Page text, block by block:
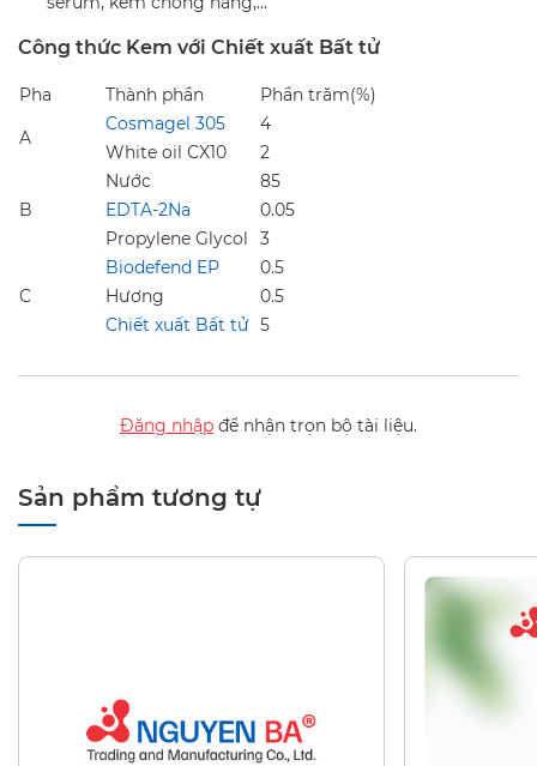
Công thức Kem với Chiết xuất Bất tử
Pha Thành phần
Phần trăm(%)
A
Cosmagel 305
4
White oil CX10
2
B
Nước
85
EDTA-2Na
0.05
Propylene Glycol
3
C
Biodefend EP
0.5
Hương
0.5
Chiết xuất Bất tử 5
Đăng nhập để nhận trọn bộ tài liệu.
Sản phẩm tương tự